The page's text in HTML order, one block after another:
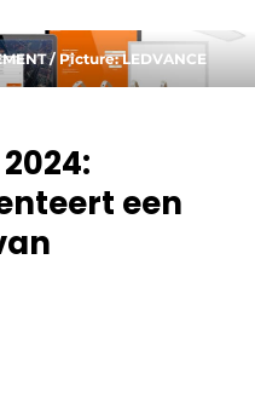
/ Picture: LEDVANCE
een